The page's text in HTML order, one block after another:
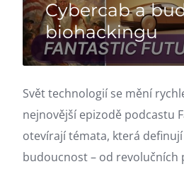
Cybercab a
biohackingu
Svět technologií se mění
nejnovější epizodě podcastu
otevírají témata, která
budoucnost – od revolučních